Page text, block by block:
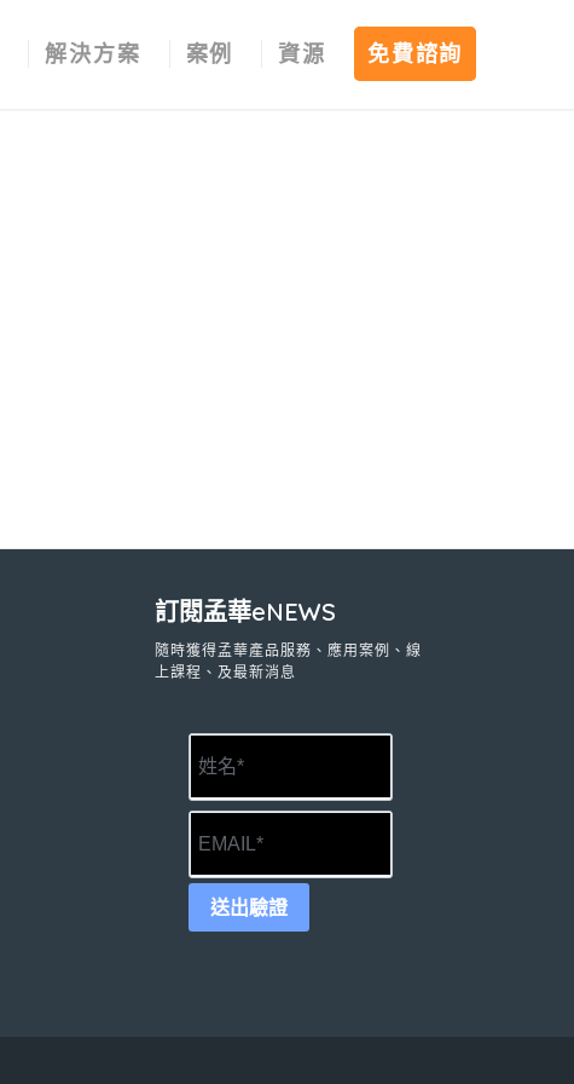
解決方案 案例 資源 免費諮詢
訂閱孟華eNEWS
隨時獲得孟華產品服務、應用案例、線
上課程、及最新消息
送出驗證